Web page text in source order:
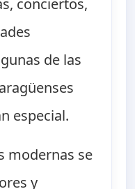
de las
especial.
modernas se
y